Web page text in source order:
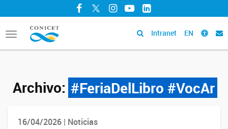
Facebook
TwitterInstagram
YouTubeLinkedIn
Toggle
navigation
Intranet EN
Archivo: #FeriaDelLibro #VocAr
16/04/2026 | Noticias